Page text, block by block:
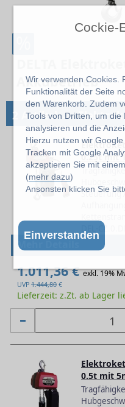
Cockie-
Wir verwenden Cookies.
Funktionalität der Seite
den Warenkorb. Zudem
Tools von Dritten, um
analysieren und die
Hierzu nutzen wir
Tracken mit Google
akzeptieren Sie mit
(mehr dazu)
Ansonsten klicken Sie
Einverstanden
Akkubetrieb
2 Artikel→
0.25t mit
Steuerung
DEL-
Mehr Details
1.011,36 €exkl. 19%
UVP 1.444,80 €
Lieferzeit: z.Zt. ab Lager
0.5t mit